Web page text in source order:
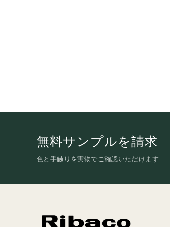
無料サンプルを請求
色と手触りを実物でご確認いただけます